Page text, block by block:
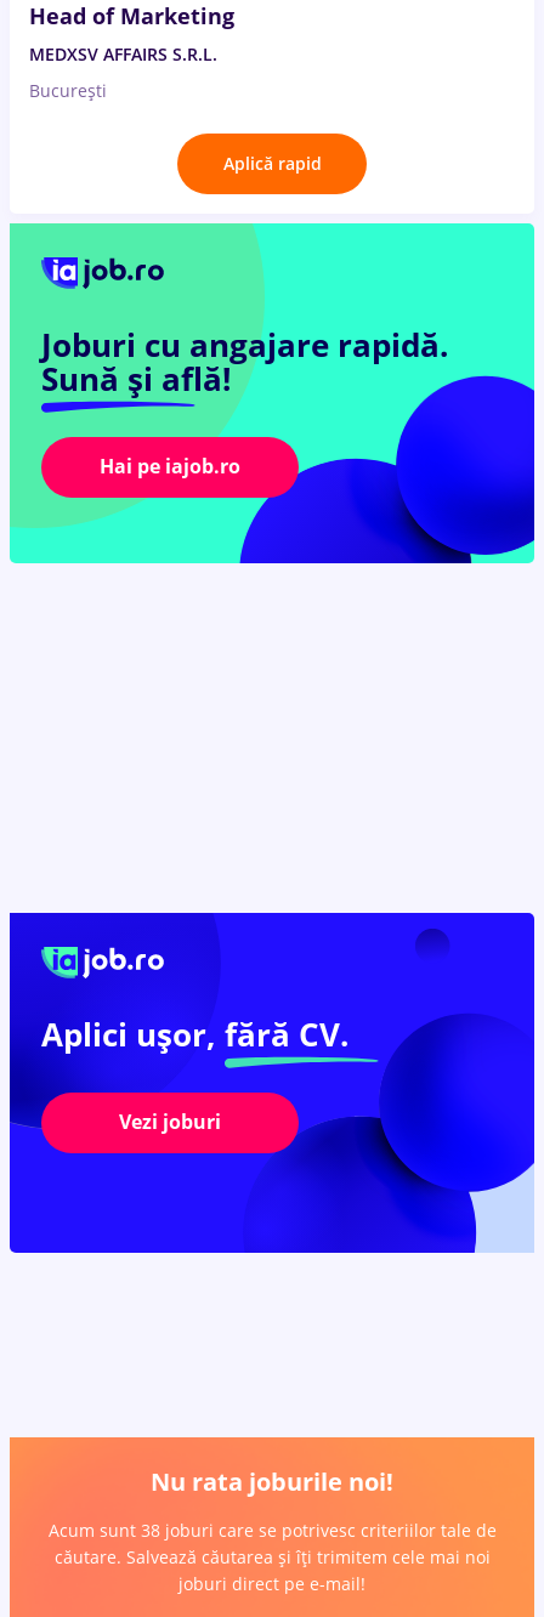
Head of Marketing
MEDXSV AFFAIRS S.R.L.
București
Aplică rapid
Joburi cu angajare rapidă.
Sună și află!
Hai pe iajob.ro
Aplici ușor, fără CV.
Vezi joburi
Nu rata joburile noi!
Acum sunt 38 joburi care se potrivesc criteriilor tale de
căutare. Salvează căutarea și îți trimitem cele mai noi
joburi direct pe e-mail!